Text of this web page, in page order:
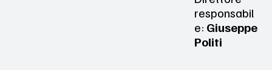
responsabil
e: Giuseppe
Politi